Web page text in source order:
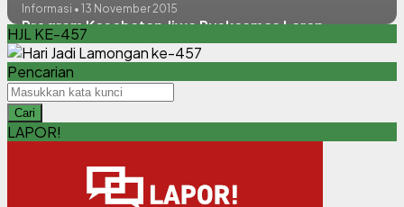
Informasi • 13 November 2015
Program Kesehatan Jiwa Puskesmas Laren
HJL KE-457
Pencarian
Cari
LAPOR!